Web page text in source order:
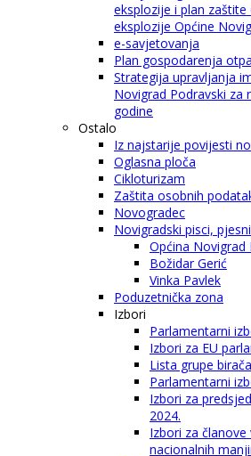
eksplozije i plan
eksplozije Općine
e-savjetovanja
Plan gospodarenja
Strategija upravljanja
Novigrad Podravski za
godine
Ostalo
Iz najstarije povijesti
Oglasna ploča
Cikloturizam
Zaštita osobnih
Novogradec
Novigradski pisci,
Općina Novigrad
Božidar Gerić
Vinka Pavlek
Poduzetnička zona
Izbori
Parlamentarni
Izbori za EU
Lista grupe
Parlamentarni
Izbori za
2024.
Izbori za
nacionalnih